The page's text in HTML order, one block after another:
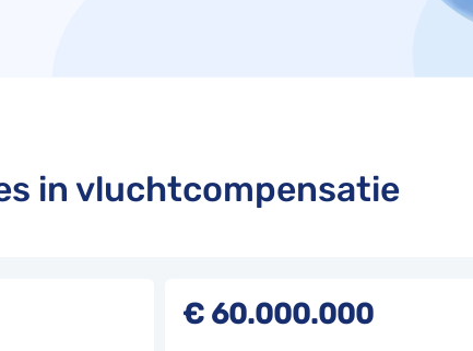
in vluchtcompensatie
€ 60.000.000